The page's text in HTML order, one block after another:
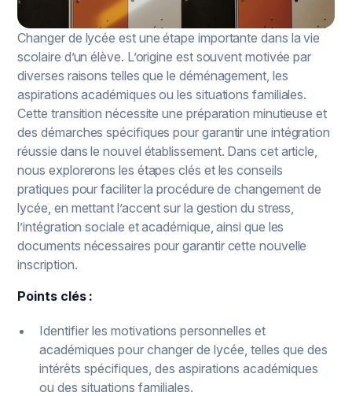
Changer de lycée est une étape importante dans la vie
scolaire d’un élève. L’origine est souvent motivée par
diverses raisons telles que le déménagement, les
aspirations académiques ou les situations familiales.
Cette transition nécessite une préparation minutieuse et
des démarches spécifiques pour garantir une intégration
réussie dans le nouvel établissement. Dans cet article,
nous explorerons les étapes clés et les conseils
pratiques pour faciliter la procédure de changement de
lycée, en mettant l’accent sur la gestion du stress,
l’intégration sociale et académique, ainsi que les
documents nécessaires pour garantir cette nouvelle
inscription.
Points clés :
Identifier les motivations personnelles et
académiques pour changer de lycée, telles que des
intérêts spécifiques, des aspirations académiques
ou des situations familiales.